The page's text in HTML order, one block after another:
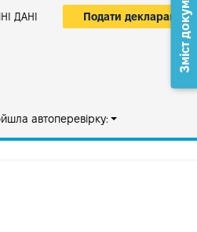
ДАНІ Подати декларацію
автоперевірку:
Зміст документа